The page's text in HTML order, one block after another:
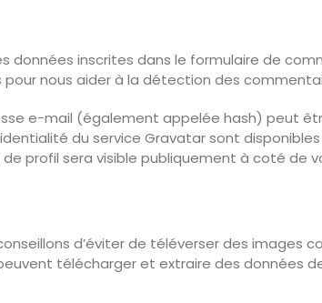
données inscrites dans le formulaire de
nous aider à la détection des
e-mail (également appelée hash) peut
du service Gravatar sont
profil sera visible publiquement à coté de
d’éviter de téléverser des images
télécharger et extraire des données